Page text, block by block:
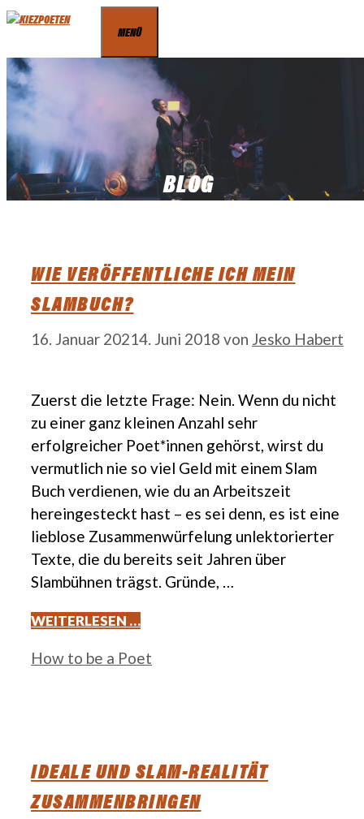
Zum
springen
MENÜ
BLOG
WIE VERÖFFENTLICHE ICH MEIN
SLAMBUCH?
16. Januar 20214. Juni 2018 von Jesko Habert
Zuerst die letzte Frage: Nein. Wenn du nicht
zu einer ganz kleinen Anzahl sehr
erfolgreicher Poet*innen gehörst, wirst du
vermutlich nie so viel Geld mit einem Slam
Buch verdienen, wie du an Arbeitszeit
hereingesteckt hast – es sei denn, es ist eine
lieblose Zusammenwürfelung unlektorierter
Texte, die du bereits seit Jahren über
Slambühnen trägst. Gründe, …
WEITERLESEN …
Kategorien
How to be a Poet
IDEALE UND SLAM-REALITÄT
ZUSAMMENBRINGEN